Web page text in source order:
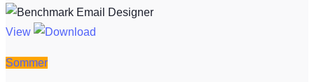
View
Sommer